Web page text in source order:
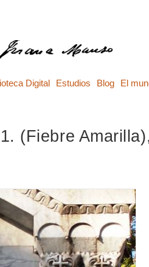
Digital Estudios Blog El
(Fiebre Amarilla),